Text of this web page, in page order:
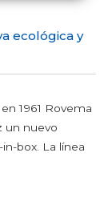
ecológica y
1961 Rovema
un nuevo
box. La línea